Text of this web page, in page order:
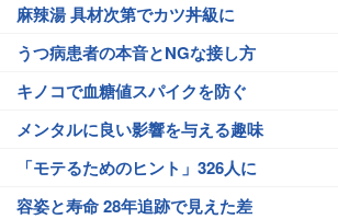
麻辣湯 具材次第でカツ丼級に
うつ病患者の本音とNGな接し方
キノコで血糖値スパイクを防ぐ
メンタルに良い影響を与える趣味
「モテるためのヒント」326人に
容姿と寿命 28年追跡で見えた差